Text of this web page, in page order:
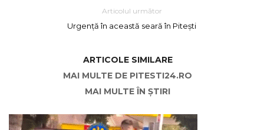
Articolul următor
Urgență în această seară în Pitești
ARTICOLE SIMILARE
MAI MULTE DE PITESTI24.RO
MAI MULTE ÎN ȘTIRI